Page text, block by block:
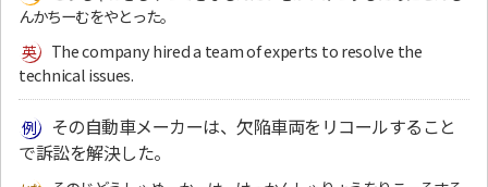
んかちーむをやとった。
The company hired a team of experts to resolve the
technical issues.
その自動車メーカーは、欠陥車両をリコールすること
で訴訟を解決した。